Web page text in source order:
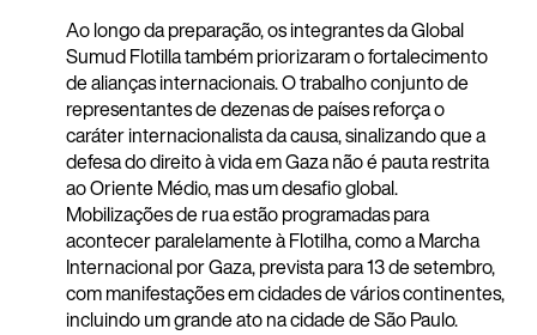
Ao longo da preparação, os integrantes da Global
Sumud Flotilla também priorizaram o fortalecimento
de alianças internacionais. O trabalho conjunto de
representantes de dezenas de países reforça o
caráter internacionalista da causa, sinalizando que a
defesa do direito à vida em Gaza não é pauta restrita
ao Oriente Médio, mas um desafio global.
Mobilizações de rua estão programadas para
acontecer paralelamente à Flotilha, como a Marcha
Internacional por Gaza, prevista para 13 de setembro,
com manifestações em cidades de vários continentes,
incluindo um grande ato na cidade de São Paulo.